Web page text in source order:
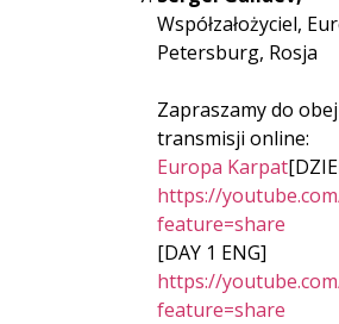
Współzałożyciel,
Petersburg, Rosja
Zapraszamy do
transmisji online:
Europa Karpat
https://
feature=share
[DAY 1 ENG]
https://
feature=share